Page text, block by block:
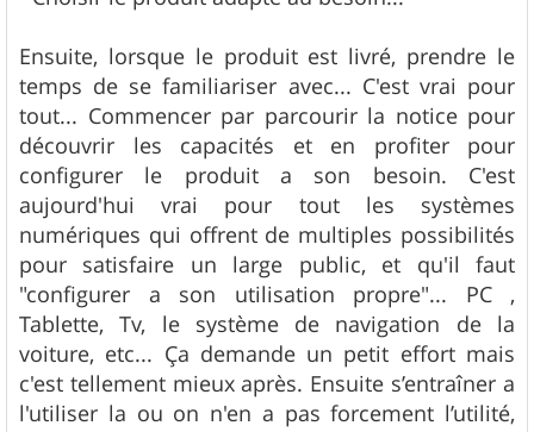
Ensuite, lorsque le produit est livré, prendre le
temps de se familiariser avec... C'est vrai pour
tout... Commencer par parcourir la notice pour
découvrir les capacités et en profiter pour
configurer le produit a son besoin. C'est
aujourd'hui vrai pour tout les systèmes
numériques qui offrent de multiples possibilités
pour satisfaire un large public, et qu'il faut
"configurer a son utilisation propre"... PC ,
Tablette, Tv, le système de navigation de la
voiture, etc... Ça demande un petit effort mais
c'est tellement mieux après. Ensuite s’entraîner a
l'utiliser la ou on n'en a pas forcement l’utilité,